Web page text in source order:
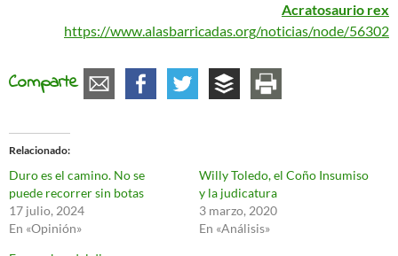
Acratosaurio rex
https://www.alasbarricadas.org/noticias/node/56302
Comparte
Relacionado
Duro es el camino. No se
puede recorrer sin botas
17 julio, 2024
En «Opinión»
Willy Toledo, el Coño Insumiso
y la judicatura
3 marzo, 2020
En «Análisis»